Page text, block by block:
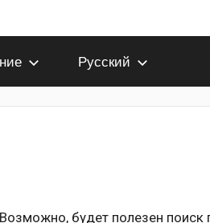
Русский
будет полезен поиск